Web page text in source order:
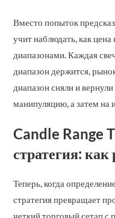
Вместо попыток
учит наблюдать, как
диапазонами. Каждая
диапазон держится,
диапазон сняли и
манипуляцию, а затем на
Candle Range
стратегия: как
Теперь, когда
стратегия превращает
четкий торговый сетап